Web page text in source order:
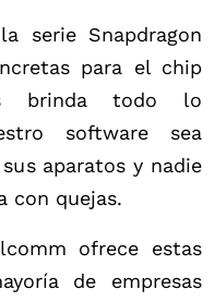
serie Snapdragon
para el chip
brinda todo lo
software sea
aparatos y nadie
con quejas.
ofrece estas
de empresas